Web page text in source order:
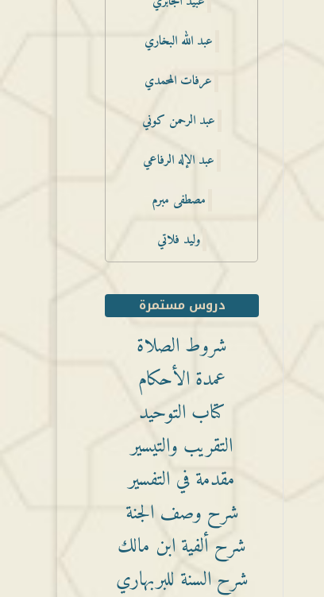
عبد الله البخاري
عرفات المحمدي
عبد الرحمن كوني
عبد الإله الرفاعي
مصطفى مبرم
وليد فلاتي
دروس مستمرة
شروط الصلاة
عمدة الأحكام
كتاب التوحيد
التقريب والتيسير
مقدمة في التفسير
شرح وصف الجنة
شرح ألفية ابن مالك
شرح السنة للبربهاري